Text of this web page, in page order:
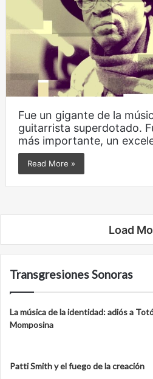
Fue un gigante de la
guitarrista superdotado.
más importante, un
Read More »
Load
Transgresiones Sonoras
La música de la identidad: adiós a
Momposina
Patti Smith y el fuego de la creación